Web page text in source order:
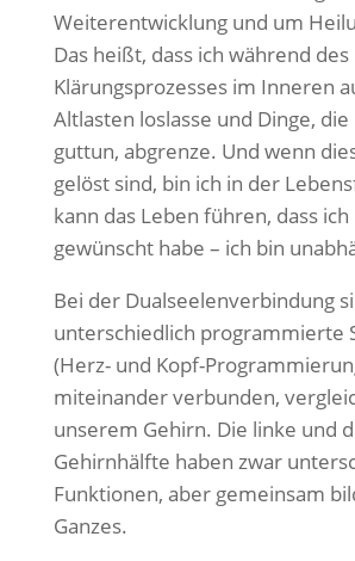
Weiterentwicklung und um
Das heißt, dass ich während
Klärungsprozesses im Inneren
Altlasten loslasse und Dinge,
guttun, abgrenze. Und wenn
gelöst sind, bin ich in der
kann das Leben führen, dass
gewünscht habe – ich bin
Bei der Dualseelenverbindung
unterschiedlich programmierte
(Herz- und Kopf-
miteinander verbunden,
unserem Gehirn. Die linke und
Gehirnhälfte haben zwar
Funktionen, aber gemeinsam
Ganzes.